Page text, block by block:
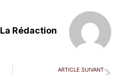
La Rédaction
ARTICLE SUIVANT